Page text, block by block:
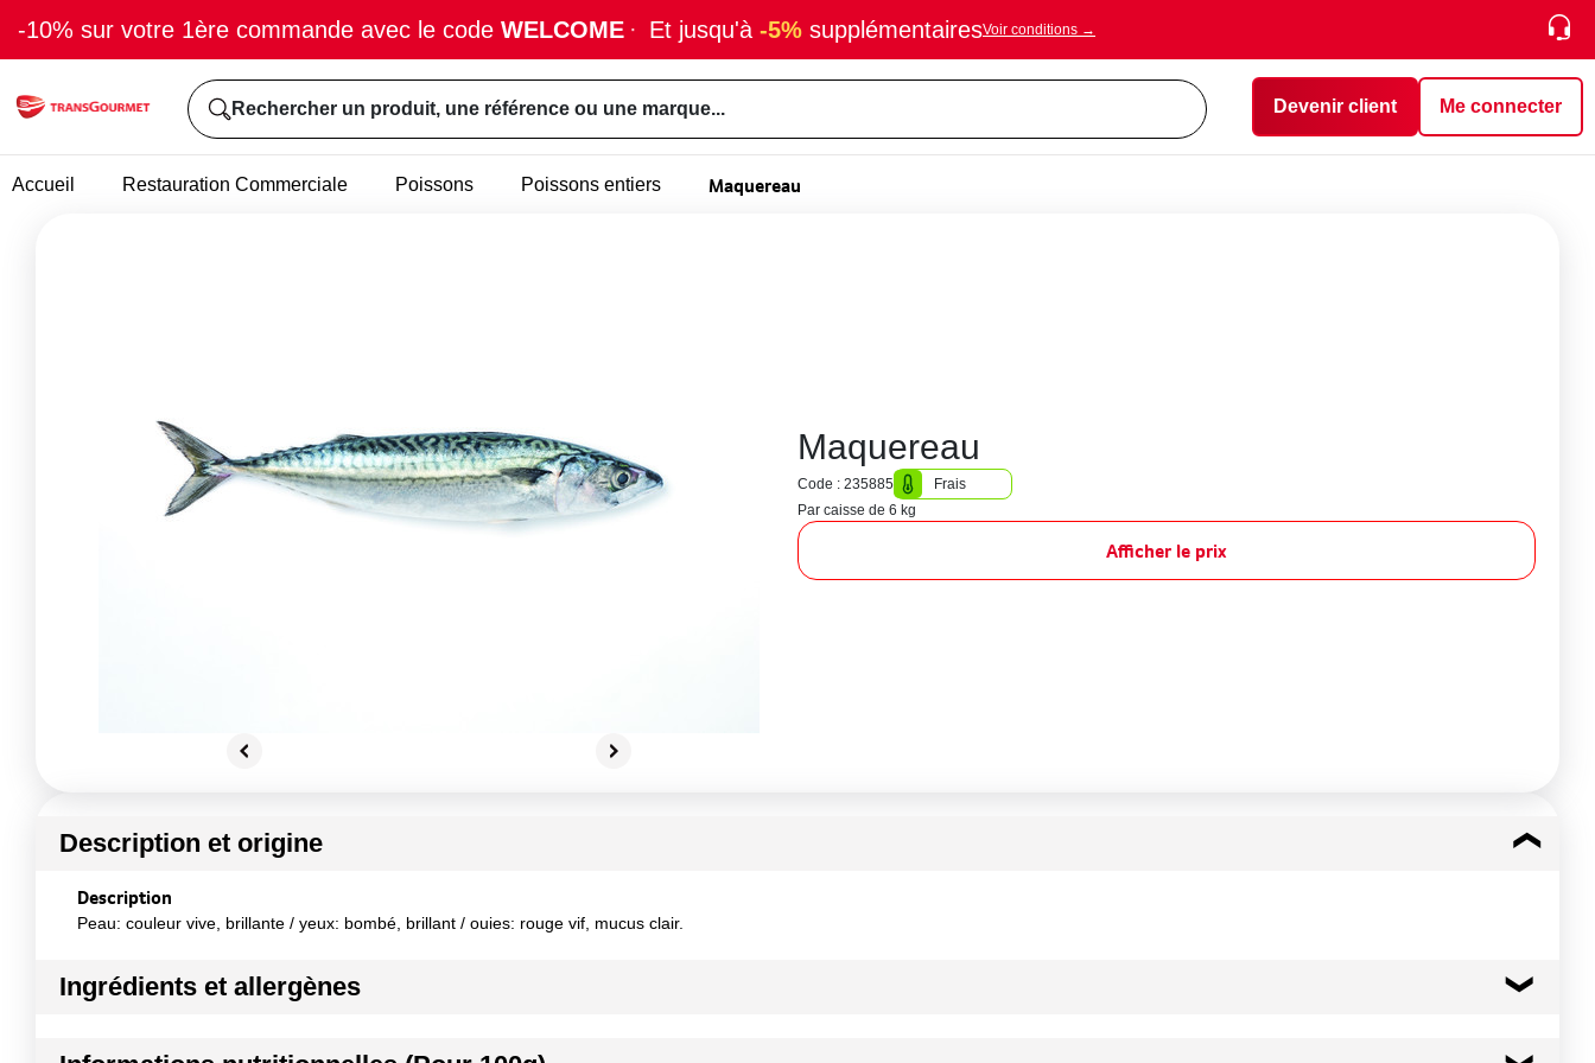
-10% sur votre 1ère commande avec le code WELCOME · Et jusqu'à -5% supplémentairesVoir conditions →
Rechercher un produit, une référence ou une marque... Devenir client Me connecter
Accueil Restauration Commerciale Poissons Poissons entiers Maquereau
Maquereau
Code : 235885
Frais
Par caisse de 6 kg
Afficher le prix
Description et origine
Description
Peau: couleur vive, brillante / yeux: bombé, brillant / ouies: rouge vif, mucus clair.
Ingrédients et allergènes